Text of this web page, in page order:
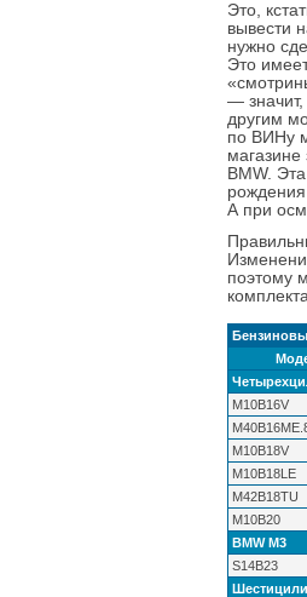
Это,
вывести
нужно
Это
— значит,
другим
по ВИНу
магазине
BMW.
А при
поэтому
M10B16V
M10B18V
M10B18LE
M42B18TU
M10B20
BMW М3
S14B23